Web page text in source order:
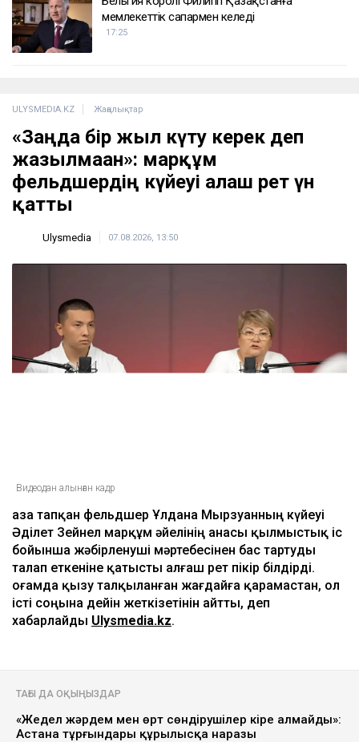
мемлекеттік сапармен келеді
17:25
ULYSMEDIA.KZ Жаңалықтар
«Заңда бір жыл күту керек деп
жазылмаған»: марқұм
фельдшердің күйеуі алғаш рет үн
қатты
Ulysmedia 07.08.2026, 13:50
Видеодан алынған кадр
Қаза тапқан фельдшер Ұлдана Мырзуанның күйеуі
Әділет Зейнел марқұм әйелінің анасы қылмыстық іс
бойынша жәбірленуші мәртебесінен бас тартуды
талап еткеніне қатысты алғаш рет пікір білдірді.
Қоғамда қызу талқыланған жағдайға қарамастан, ол
істі соңына дейін жеткізетінін айтты, деп
хабарлайды Ulysmedia.kz.
ТАҒЫ ДА ОҚЫҢЫЗДАР
«Жедел жәрдем мен өрт сөндірушілер кіре алмайды»:
Астана тұрғындары құрылысқа наразы